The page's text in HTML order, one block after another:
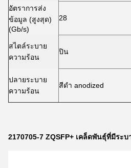
อัตราการส่ง
ข้อมูล (สูงสุด)
(Gb/s)
28
สไตล์ระบาย
ความร้อน
ปิน
ปลายระบาย
ความร้อน
สีดํา anodized
2170705-7 ZQSFP+ เคล็ดพันธุ์ที่มีระ